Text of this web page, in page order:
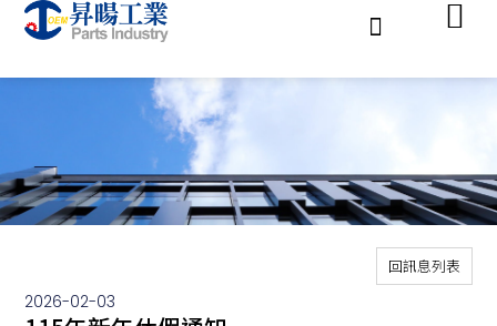
S
k
p
n
t
e
回訊息列表
2026-02-03